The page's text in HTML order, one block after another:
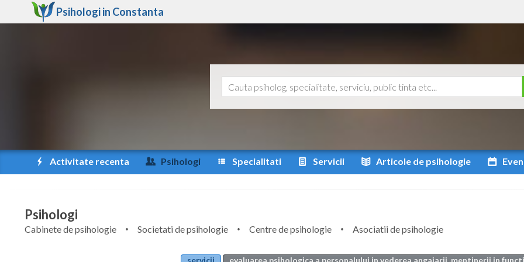
Psihologi in Constanta
Activitate recenta Psihologi Specialitati Servicii Articole de psihologie
Psihologi
Cabinete de psihologie Societati de psihologie Centre de psihologie
Asociatii de psihologie
servicii
evaluarea psihologica a personalului in vederea angajarii, mentinerii in